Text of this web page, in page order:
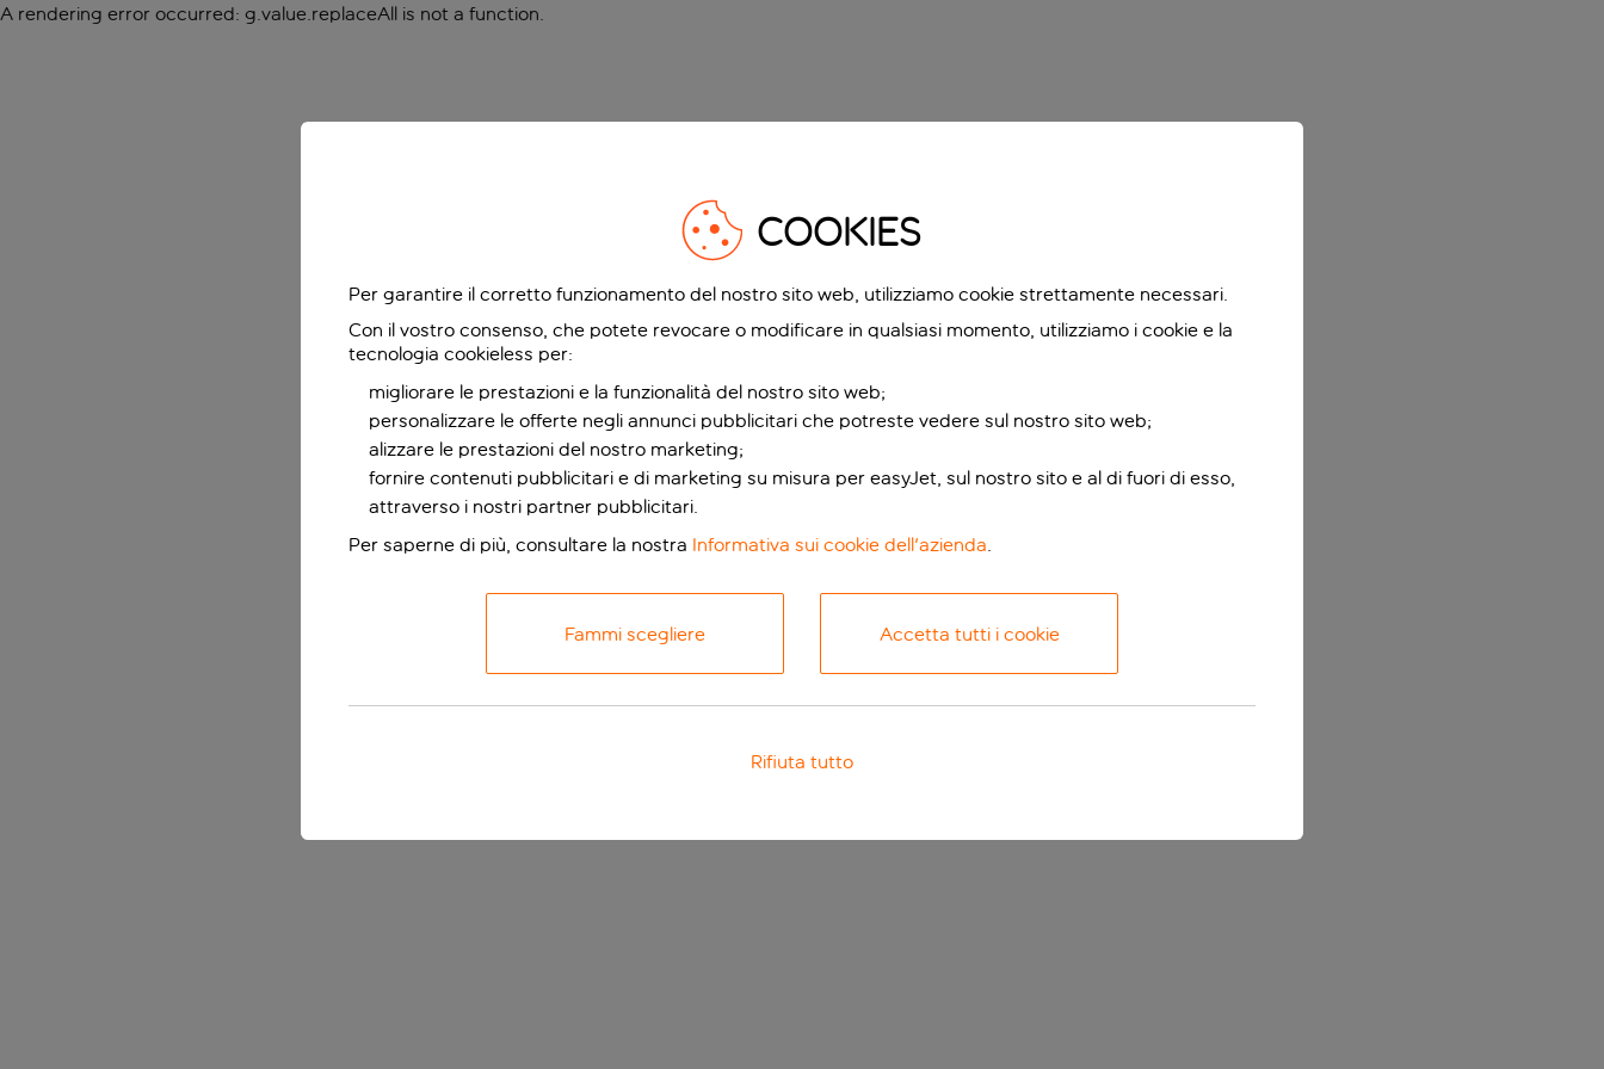
A rendering error occurred: g.value.replaceAll is not a function.
COOKIES
Per garantire il corretto funzionamento del nostro sito web, utilizziamo cookie strettamente necessari.
Con il vostro consenso, che potete revocare o modificare in qualsiasi momento, utilizziamo i cookie e la
tecnologia cookieless per:
migliorare le prestazioni e la funzionalità del nostro sito web;
personalizzare le offerte negli annunci pubblicitari che potreste vedere sul nostro sito web;
alizzare le prestazioni del nostro marketing;
fornire contenuti pubblicitari e di marketing su misura per easyJet, sul nostro sito e al di fuori di esso,
attraverso i nostri partner pubblicitari.
Per saperne di più, consultare la nostra Informativa sui cookie dell'azienda.
Fammi scegliere Accetta tutti i cookie
Rifiuta tutto